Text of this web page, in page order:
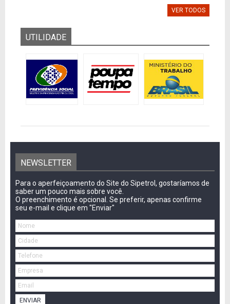
VER TODOS
UTILIDADE
NEWSLETTER
Para o aperfeiçoamento do Site do Sipetrol, gostaríamos de
saber um pouco mais sobre você.
O preenchimento é opcional. Se preferir, apenas confirme
seu e-mail e clique em "Enviar"
ENVIAR